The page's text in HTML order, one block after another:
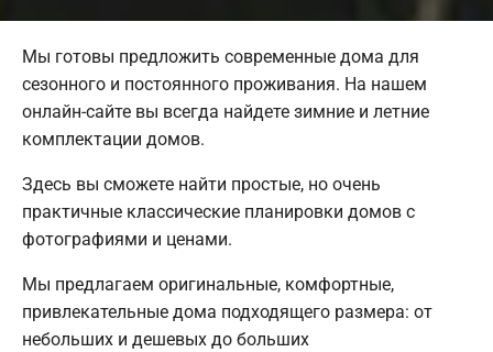
Мы готовы предложить современные дома для
сезонного и постоянного проживания. На нашем
онлайн-сайте вы всегда найдете зимние и летние
комплектации домов.
Здесь вы сможете найти простые, но очень
практичные классические планировки домов с
фотографиями и ценами.
Мы предлагаем оригинальные, комфортные,
привлекательные дома подходящего размера: от
небольших и дешевых до больших